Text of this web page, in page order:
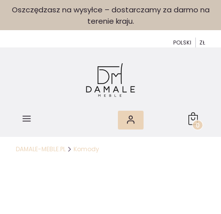
Oszczędzasz na wysyłce – dostarczamy za darmo na
terenie kraju.
POLSKI ZŁ
DAMALE-MEBLE.PL Komody